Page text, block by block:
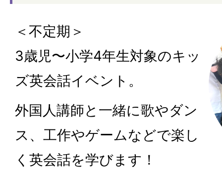
＜不定期＞
3歳児〜小学4年生対象のキッ
ズ英会話イベント。
外国人講師と⼀緒に歌やダン
ス、工作やゲームなどで楽し
く英会話を学びます！